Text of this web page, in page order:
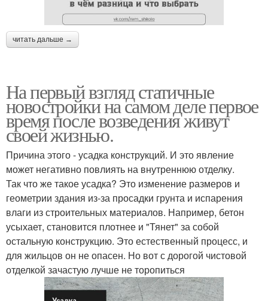
читать дальше →
На первый взгляд статичные
новостройки на самом деле первое
время после возведения живут
своей жизнью.
Причина этого - усадка конструкций. И это явление
может негативно повлиять на внутреннюю отделку.
Так что же такое усадка? Это изменение размеров и
геометрии здания из-за просадки грунта и испарения
влаги из строительных материалов. Например, бетон
усыхает, становится плотнее и "Тянет" за собой
остальную конструкцию. Это естественный процесс, и
для жильцов он не опасен. Но вот с дорогой чистовой
отделкой зачастую лучше не торопиться